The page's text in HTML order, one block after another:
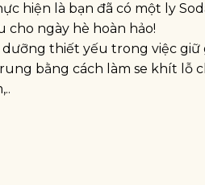
hiện là bạn đã có một ly
cho ngày hè hoàn hảo!
thiết yếu trong việc
bằng cách làm se khít lỗ